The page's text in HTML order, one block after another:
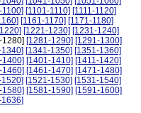
[1101-1110] [1111-1120]
[1161-1170] [1171-1180]
[1221-1230] [1231-1240]
1280] [1281-1290] [1291-1300]
[1341-1350] [1351-1360]
1400] [1401-1410] [1411-1420]
1460] [1461-1470] [1471-1480]
[1521-1530] [1531-1540]
1580] [1581-1590] [1591-1600]